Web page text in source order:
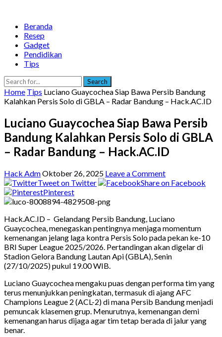
Beranda
Resep
Gadget
Pendidikan
Tips
Search
Home Tips Luciano Guaycochea Siap Bawa Persib Bandung
Kalahkan Persis Solo di GBLA – Radar Bandung – Hack.AC.ID
Luciano Guaycochea Siap Bawa Persib
Bandung Kalahkan Persis Solo di GBLA
– Radar Bandung – Hack.AC.ID
Hack AdmOktober 26, 2025 Leave a Comment
Tweet on Twitter
Share on Facebook
Pinterest
Hack.AC.ID – Gelandang Persib Bandung, Luciano
Guaycochea, menegaskan pentingnya menjaga momentum
kemenangan jelang laga kontra Persis Solo pada pekan ke-10
BRI Super League 2025/2026. Pertandingan akan digelar di
Stadion Gelora Bandung Lautan Api (GBLA), Senin
(27/10/2025) pukul 19.00 WIB.
Luciano Guaycochea mengaku puas dengan performa tim yang
terus menunjukkan peningkatan, termasuk di ajang AFC
Champions League 2 (ACL-2) di mana Persib Bandung menjadi
pemuncak klasemen grup. Menurutnya, kemenangan demi
kemenangan harus dijaga agar tim tetap berada di jalur yang
benar.